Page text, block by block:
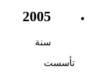
2005
سنة
تأسست